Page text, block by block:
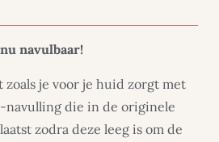
navulbaar!
zoals je voor je huid zorgt met
navulling die in de originele
zodra deze leeg is om de